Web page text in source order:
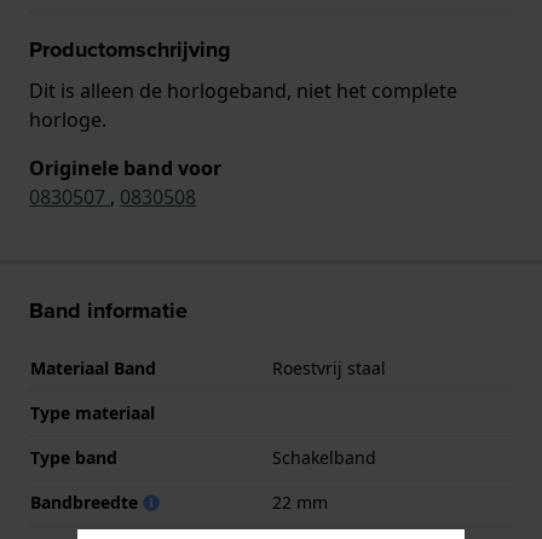
Productomschrijving
Dit is alleen de horlogeband, niet het complete
horloge.
Originele band voor
0830507 , 0830508
Band informatie
Materiaal Band
Roestvrij staal
Type materiaal
Type band
Schakelband
Bandbreedte
22 mm